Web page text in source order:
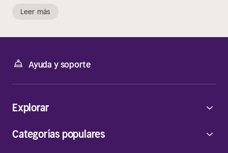
Leer más
Ayuda y soporte
Explorar
Categorías populares